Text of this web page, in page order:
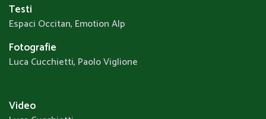
Testi
Espaci Occitan, Emotion Alp
Fotografie
Luca Cucchietti, Paolo Viglione
Video